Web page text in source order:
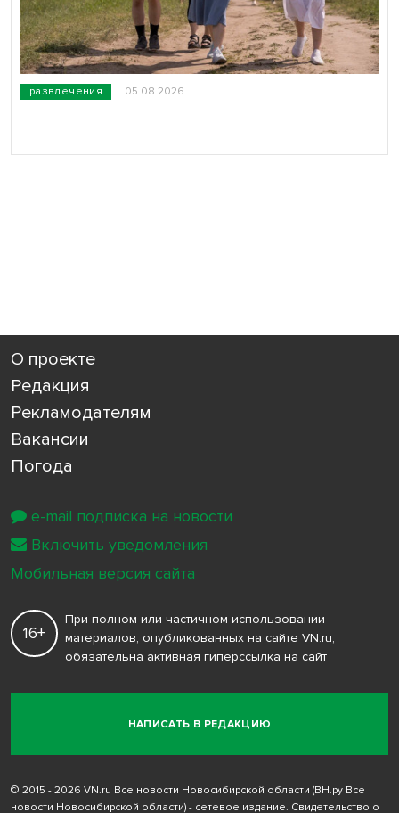
развлечения 05.08.2026
О проекте
Редакция
Рекламодателям
Вакансии
Погода
НАПИСАТЬ В РЕДАКЦИЮ
16+
При полном или частичном использовании
материалов, опубликованных на сайте VN.ru,
обязательна активная гиперссылка на сайт
© 2015 - 2026 VN.ru Все новости Новосибирской области (ВН.ру Все
новости Новосибирской области) - сетевое издание. Свидетельство о
e-mail подписка на новости
Включить уведомления
Мобильная версия сайта